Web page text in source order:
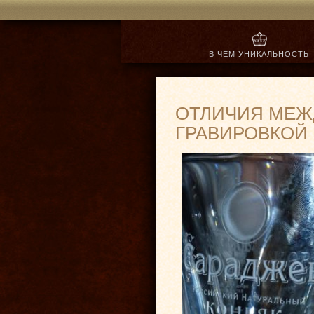
В ЧЕМ УНИКАЛЬНОСТЬ
ОТЛИЧИЯ
ГРАВИРОВКОЙ